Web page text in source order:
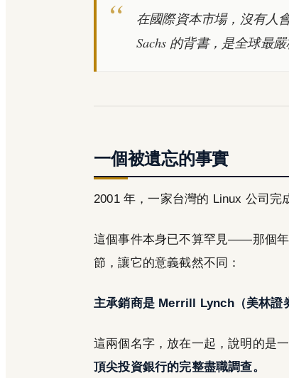
在國際資本市場，沒有人
Sachs 的背書，是全球最
一個被遺忘的事實
2001 年，一家台灣的 Linux 公司完
這個事件本身已不算罕見——那個年
節，讓它的意義截然不同：
主承銷商是 Merrill Lynch（美林證
這兩個名字，放在一起，說明的是一
頂尖投資銀行的完整盡職調查。